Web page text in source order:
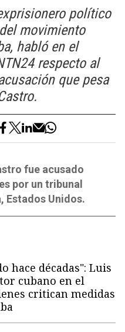
político
movimiento
habló en el
respecto al
que pesa
fue acusado
por un tribunal
Estados Unidos.
hace décadas": Luis
cubano en el
critican medidas